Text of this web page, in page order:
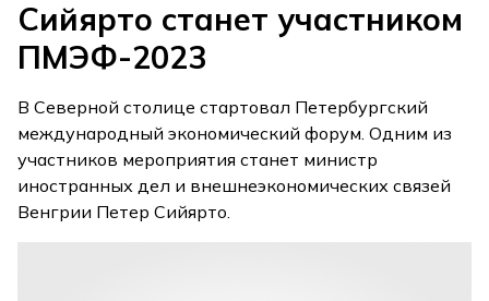
Сийярто станет участником
ПМЭФ-2023
В Северной столице стартовал Петербургский
международный экономический форум. Одним из
участников мероприятия станет министр
иностранных дел и внешнеэкономических связей
Венгрии Петер Сийярто.